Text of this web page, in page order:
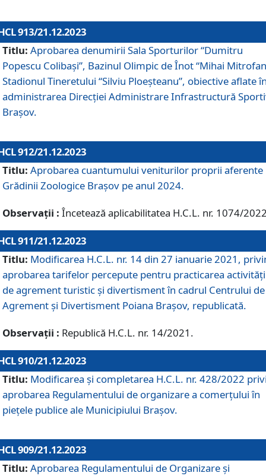
913/21.12.2023
Titlu: Aprobarea denumirii Sala Sporturilor “Dumitru
Popescu Colibași”, Bazinul Olimpic de Înot “Mihai
Stadionul Tineretului “Silviu Ploeșteanu”, obiective aflate
administrarea Direcției Administrare Infrastructură
Brașov.
912/21.12.2023
Titlu: Aprobarea cuantumului veniturilor proprii aferente
Grădinii Zoologice Braşov pe anul 2024.
Observații : Încetează aplicabilitatea H.C.L. nr. 1074/
911/21.12.2023
Titlu: Modificarea H.C.L. nr. 14 din 27 ianuarie 2021,
aprobarea tarifelor percepute pentru practicarea
de agrement turistic și divertisment în cadrul Centrului de
Agrement și Divertisment Poiana Brașov, republicată.
Observații : Republică H.C.L. nr. 14/2021.
910/21.12.2023
Titlu: Modificarea și completarea H.C.L. nr. 428/2022
aprobarea Regulamentului de organizare a comerțului în
piețele publice ale Municipiului Braşov.
909/21.12.2023
Titlu: Aprobarea Regulamentului de Organizare și